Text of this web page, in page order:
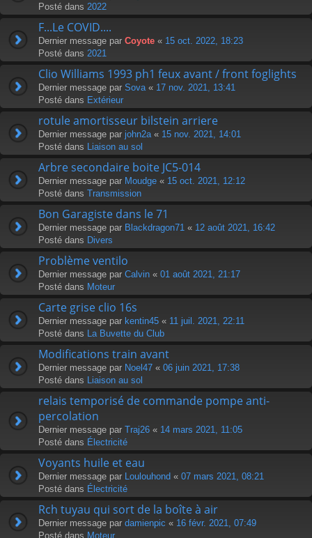
Posté dans 2022
F...Le COVID....
Dernier message par Coyote « 15 oct. 2022, 18:23
Posté dans 2021
Clio Williams 1993 ph1 feux avant / front foglights
Dernier message par Sova « 17 nov. 2021, 13:41
Posté dans Extérieur
rotule amortisseur bilstein arriere
Dernier message par john2a « 15 nov. 2021, 14:01
Posté dans
Liaison au sol
Arbre secondaire boite JC5-014
Dernier message par Moudge « 15 oct. 2021, 12:12
Posté dans Transmission
Bon Garagiste dans le 71
Dernier message par Blackdragon71 « 12 août 2021, 16:42
Posté dans Divers
Problème ventilo
Dernier message par Calvin « 01 août 2021, 21:17
Posté dans Moteur
Carte grise clio 16s
Dernier message par kentin45 « 11 juil. 2021, 22:11
Posté dans
La Buvette du Club
Modifications train avant
Dernier message par Noel47 « 06 juin 2021, 17:38
Posté dans
Liaison au sol
relais temporisé de commande pompe anti-
percolation
Dernier message par Traj26 « 14 mars 2021, 11:05
Posté dans Électricité
Voyants huile et eau
Dernier message par Loulouhond « 07 mars 2021, 08:21
Posté dans Électricité
Rch tuyau qui sort de la boîte à air
Dernier message par damienpic « 16 févr. 2021, 07:49
Posté dans Moteur